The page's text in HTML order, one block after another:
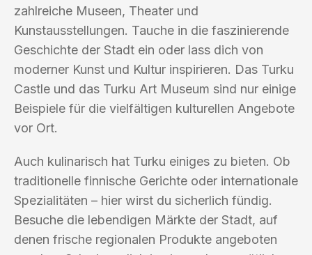
zahlreiche Museen, Theater und
Kunstausstellungen. Tauche in die faszinierende
Geschichte der Stadt ein oder lass dich von
moderner Kunst und Kultur inspirieren. Das Turku
Castle und das Turku Art Museum sind nur einige
Beispiele für die vielfältigen kulturellen Angebote
vor Ort.
Auch kulinarisch hat Turku einiges zu bieten. Ob
traditionelle finnische Gerichte oder internationale
Spezialitäten – hier wirst du sicherlich fündig.
Besuche die lebendigen Märkte der Stadt, auf
denen frische regionalen Produkte angeboten